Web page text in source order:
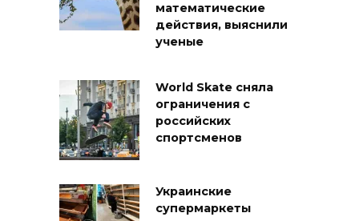
математические
действия, выяснили
ученые
World Skate сняла
ограничения с
российских
спортсменов
Украинские
супермаркеты